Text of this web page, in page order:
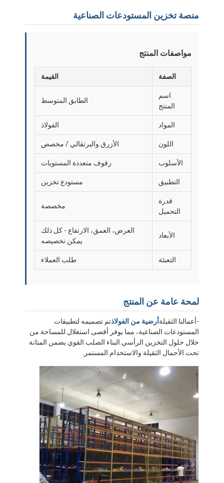
منصة تخزين المستودعات الصناعية
مواصفات المنتج
الصفة القيمة
اسم
المنتج
الطابق المتوسط
المواد الفولاذ
اللون الأزرق والبرتقالي / مخصص
الأسلوب رفوف متعددة المستويات
التطبيق مستودع تخزين
قدرة
التحميل
مخصصة
الأبعاد
العرض، العمق، الارتفاع - كل ذلك
يمكن تخصيصه
التعبئة طلب العملاء
لمحة عامة عن المنتج
-أعمالنا الثقيلة أرضية من الفولاذتم تصميمه لتطبيقات
المستودعات الصناعية، مما يوفر أقصى استغلال للمساحة من
خلال حلول التخزين الرأسي.البناء الصلب القوي يضمن المتانة
تحت الأحمال الثقيلة والاستخدام المستمر.